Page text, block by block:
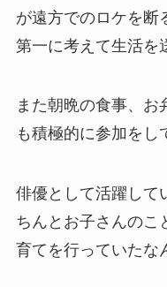
が遠方でのロケを断
第一に考えて生活を
また朝晩の食事、お
も積極的に参加をし
俳優として活躍して
ちんとお子さんのこ
育てを行っていたな